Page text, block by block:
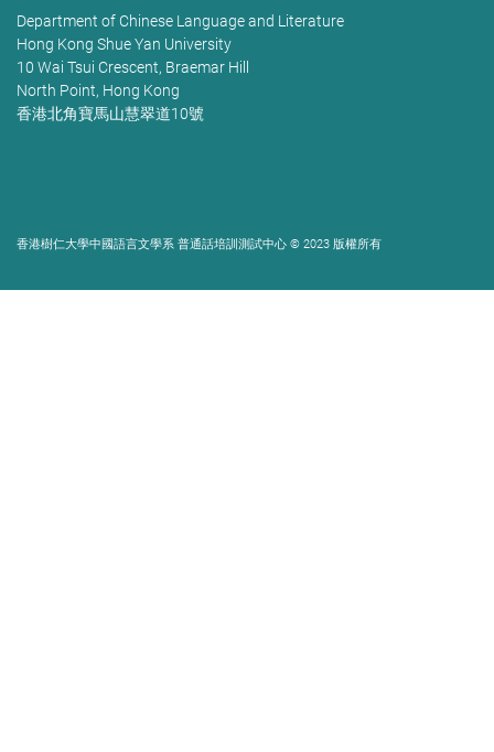
Department of Chinese Language and Literature
Hong Kong Shue Yan University
10 Wai Tsui Crescent, Braemar Hill
North Point, Hong Kong
香港北角寶馬山慧翠道10號
香港樹仁大學中國語言文學系 普通話培訓測試中心 © 2023 版權所有